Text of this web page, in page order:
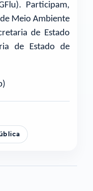
Participam,
Meio Ambiente
de Estado
de Estado de